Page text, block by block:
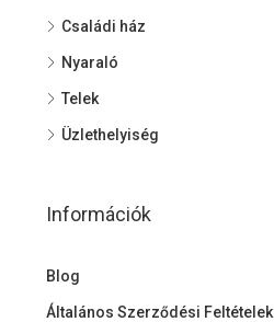
Családi ház
Nyaraló
Telek
Üzlethelyiség
Információk
Blog
Általános Szerződési Feltételek